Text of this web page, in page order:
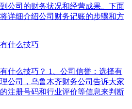
公司的财务状况和经营成果。下面
详细介绍公司财务记账的步骤和方
什么技巧
什么技巧？ 1、公司信誉：选择有
公司，乌鲁木齐财务公司告诉大家
注册号码和行业评价等信息来判断